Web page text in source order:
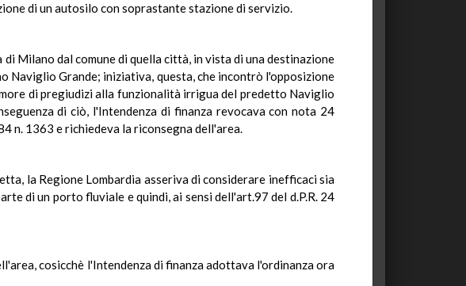
di un autosilo con soprastante stazione di servizio.
Milano dal comune di quella città, in vista di una destinazione
Naviglio Grande; iniziativa, questa, che incontrò l'opposizione
di pregiudizi alla funzionalità irrigua del predetto Naviglio
di ciò, l'Intendenza di finanza revocava con nota 24
n. 1363 e richiedeva la riconsegna dell'area.
la Regione Lombardia asseriva di considerare inefficaci sia
di un porto fluviale e quindi, ai sensi dell'art.97 del d.P.R. 24
cosicchè l'Intendenza di finanza adottava l'ordinanza ora